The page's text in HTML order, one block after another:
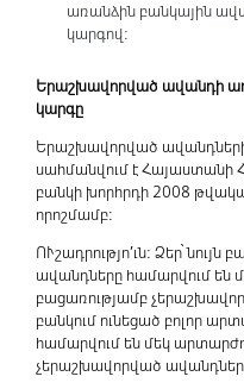
առանձին բանկային
կարգով:
Երաշխավորված ավանդի
կարգը
Երաշխավորված
սահմանվում է
բանկի խորհրդի 2008
որոշմամբ:
ՈՒշադրությո’ւն: Ձեր՝ նույն
ավանդները համարվում են
բացառությամբ
բանկում ունեցած բոլոր
համարվում են մեկ
չերաշխավորված